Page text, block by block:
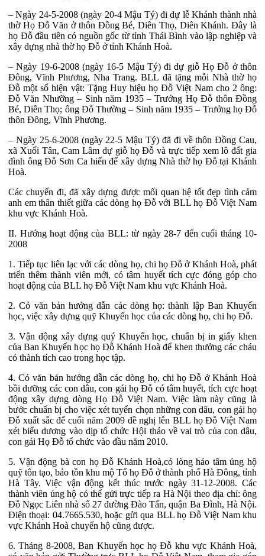
– Ngày 24-5-2008 (ngày 20-4 Mậu Tý) đi dự lễ Khánh thành nhà
thờ Họ Đỗ Văn ở thôn Đồng Bé, Diên Thọ, Diên Khánh. Đây là
họ Đỗ đầu tiên có nguồn gốc từ tỉnh Thái Bình vào lập nghiệp và
xây dựng nhà thờ họ Đỗ ở tỉnh Khánh Hoà.
– Ngày 19-6-2008 (ngày 16-5 Mậu Tý) đi dự giỗ Họ Đỗ ở thôn
Đông, Vĩnh Phương, Nha Trang. BLL đã tặng mỗi Nhà thờ họ
Đỗ một số hiện vật: Tặng Huy hiệu họ Đỗ Việt Nam cho 2 ông:
Đỗ Văn Nhưỡng – Sinh năm 1935 – Trưởng Họ Đỗ thôn Đồng
Bé, Diên Thọ; ông Đỗ Thường – Sinh năm 1935 – Trưởng họ Đỗ
thôn Đông, Vĩnh Phương.
– Ngày 25-6-2008 (ngày 22-5 Mậu Tý) đã đi về thôn Đồng Cau,
xã Xuối Tân, Cam Lâm dự giỗ họ Đỗ và trực tiếp xem lô đất gia
đình ông Đỗ Sơn Ca hiến để xây dựng Nhà thờ họ Đỗ tại Khánh
Hoà.
Các chuyến đi, đã xây dựng được mối quan hệ tốt đẹp tình cảm
anh em thân thiết giữa các dòng họ Đỗ với BLL họ Đỗ Việt Nam
khu vực Khánh Hoà.
II. Hướng hoạt động của BLL: từ ngày 28-7 đến cuối tháng 10-
2008
1. Tiếp tục liên lạc với các dòng họ, chi họ Đỗ ở Khánh Hoà, phát
triển thêm thành viên mới, có tâm huyết tích cực đóng góp cho
hoạt động của BLL họ Đỗ Việt Nam khu vực Khánh Hoà.
2. Có văn bản hướng dẫn các dòng họ: thành lập Ban Khuyến
học, việc xây dựng quỹ Khuyến học của các dòng họ, chi họ Đỗ.
3. Vận động xây dựng quý Khuyến học, chuẩn bị in giấy khen
của Ban Khuyến học họ Đỗ Khánh Hoà để khen thưởng các cháu
có thành tích cao trong học tập.
4. Có văn bản hướng dẫn các dòng họ, chi họ Đỗ ở Khánh Hoà
bồi dưỡng các con dâu, con gái họ Đỗ có tâm huyết, tích cực hoạt
động xây dựng dòng Họ Đỗ Việt Nam. Việc làm này cũng là
bước chuẩn bị cho việc xét tuyển chọn những con dâu, con gái họ
Đỗ xuất sắc để cuối năm 2009 đề nghị lên BLL họ Đỗ Việt Nam
xét biểu dương vào dịp tổ chức Hội thảo về vai trò của con dâu,
con gái Họ Đỗ tổ chức vào đầu năm 2010.
5. Vận động bà con họ Đỗ Khánh Hoà,có lòng hảo tâm ủng hộ
quỹ tôn tạo, bảo tồn khu mộ Tổ họ Đỗ ở thành phố Hà Đông, tỉnh
Hà Tây. Việc vận động kết thúc trước ngày 31-12-2008. Các
thành viên ủng hộ có thể gửi trực tiếp ra Hà Nội theo địa chỉ: ông
Đỗ Ngọc Liên nhà số 27 đường Đào Tấn, quận Ba Đình, Hà Nội.
Điện thoại: 04.7665.530, hoặc gửi qua BLL họ Đỗ Việt Nam khu
vực Khánh Hoà chuyển hộ cũng được.
6. Tháng 8-2008, Ban Khuyến học họ Đỗ khu vực Khánh Hoà,